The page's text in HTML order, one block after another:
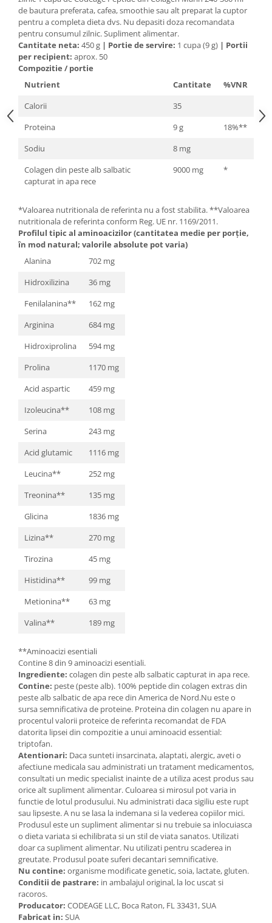
Cătină
Chlorella
Colina
Electroliti
Produse Apicole
Cacao
de bautura preferata, cafea, smoothie sau alt preparat la cuptor
pentru a completa dieta dvs. Nu depasiti doza recomandata
pentru consumul zilnic. Supliment alimentar.
Cantitate neta: 450 g | Portie de servire: 1 cupa (9 g) | Portii
per recipient: aprox. 50
Compozitie / portie
Nutrient
Cantitate
%VNR
Calorii
35
Proteina
9 g
18%**
Sodiu
8 mg
Colagen din peste alb salbatic
capturat in apa rece
9000 mg *
*Valoarea nutritionala de referinta nu a fost stabilita. **Valoarea
nutritionala de referinta conform Reg. UE nr. 1169/2011.
Profilul tipic al aminoacizilor (cantitatea medie per porție,
în mod natural; valorile absolute pot varia)
Alanina
702 mg
Hidroxilizina
36 mg
Fenilalanina**
162 mg
Arginina
684 mg
Hidroxiprolina
594 mg
Prolina
1170 mg
Acid aspartic
459 mg
Izoleucina**
108 mg
Serina
243 mg
Acid glutamic
1116 mg
Leucina**
252 mg
Treonina**
135 mg
Glicina
1836 mg
Lizina**
270 mg
Tirozina
45 mg
Histidina**
99 mg
Metionina**
63 mg
Valina**
189 mg
**Aminoacizi esentiali
Contine 8 din 9 aminoacizi esentiali.
Ingrediente: colagen din peste alb salbatic capturat in apa rece.
Contine: peste (peste alb). 100% peptide din colagen extras din
peste alb salbatic de apa rece din America de Nord.Nu este o
sursa semnificativa de proteine. Proteina din colagen nu apare in
procentul valorii proteice de referinta recomandat de FDA
datorita lipsei din compozitie a unui aminoacid essential:
triptofan.
Atentionari: Daca sunteti insarcinata, alaptati, alergic, aveti o
afectiune medicala sau administrati un tratament medicamentos,
consultati un medic specialist inainte de a utiliza acest produs sau
orice alt supliment alimentar. Culoarea si mirosul pot varia in
functie de lotul produsului. Nu administrati daca sigiliu este rupt
sau lipseste. A nu se lasa la indemana si la vederea copiilor mici.
Produsul este un supliment alimentar si nu trebuie sa inlocuiasca
o dieta variata si echilibrata si un stil de viata sanatos. Utilizati
doar ca supliment alimentar. Nu utilizati pentru scaderea in
greutate. Produsul poate suferi decantari semnificative.
Nu contine: organisme modificate genetic, soia, lactate, gluten.
Conditii de pastrare: in ambalajul original, la loc uscat si
racoros.
Producator: CODEAGE LLC, Boca Raton, FL 33431, SUA
Fabricat in: SUA